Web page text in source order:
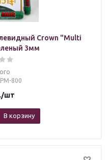
Crown "Multi
3мм
800
/шт
В корзину